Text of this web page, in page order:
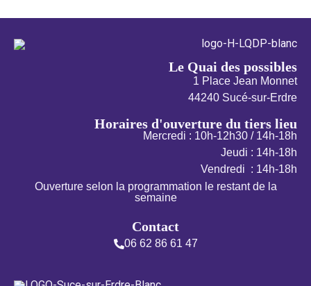
Le Quai des possibles
1 Place Jean Monnet
44240 Sucé-sur-Erdre
Horaires d'ouverture du tiers lieu
Mercredi : 10h-12h30 / 14h-18h
Jeudi : 14h-18h
Vendredi : 14h-18h
Ouverture selon la programmation le restant de la
semaine
Contact
06 62 86 61 47